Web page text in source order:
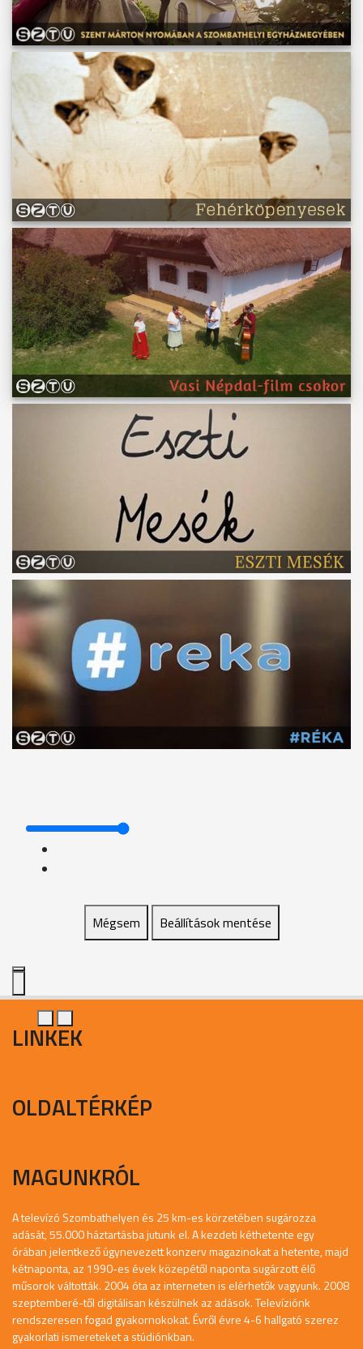
Mégsem Beállítások mentése
LINKEK
OLDALTÉRKÉP
MAGUNKRÓL
A televízó Szombathelyen és 25 km-es körzetében sugározza
adását, 55.000 háztartásba jutunk el. A kezdeti kéthetente egy
órában jelentkező úgynevezett konzerv magazinokat a hetente, majd
kétnaponta, az 1990-es évek közepétől naponta sugárzott élő
műsorok váltották. 2004 óta az interneten is elérhetők vagyunk. 2008
szeptemberé-től digitálisan készülnek az adások. Televíziónk
rendszeresen fogad gyakornokokat. Évről évre 4-6 hallgató szerez
gyakorlati ismereteket a stúdiónkban.